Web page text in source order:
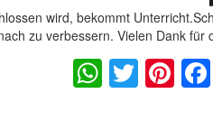
wird, bekommt
zu verbessern. Vielen Dank für